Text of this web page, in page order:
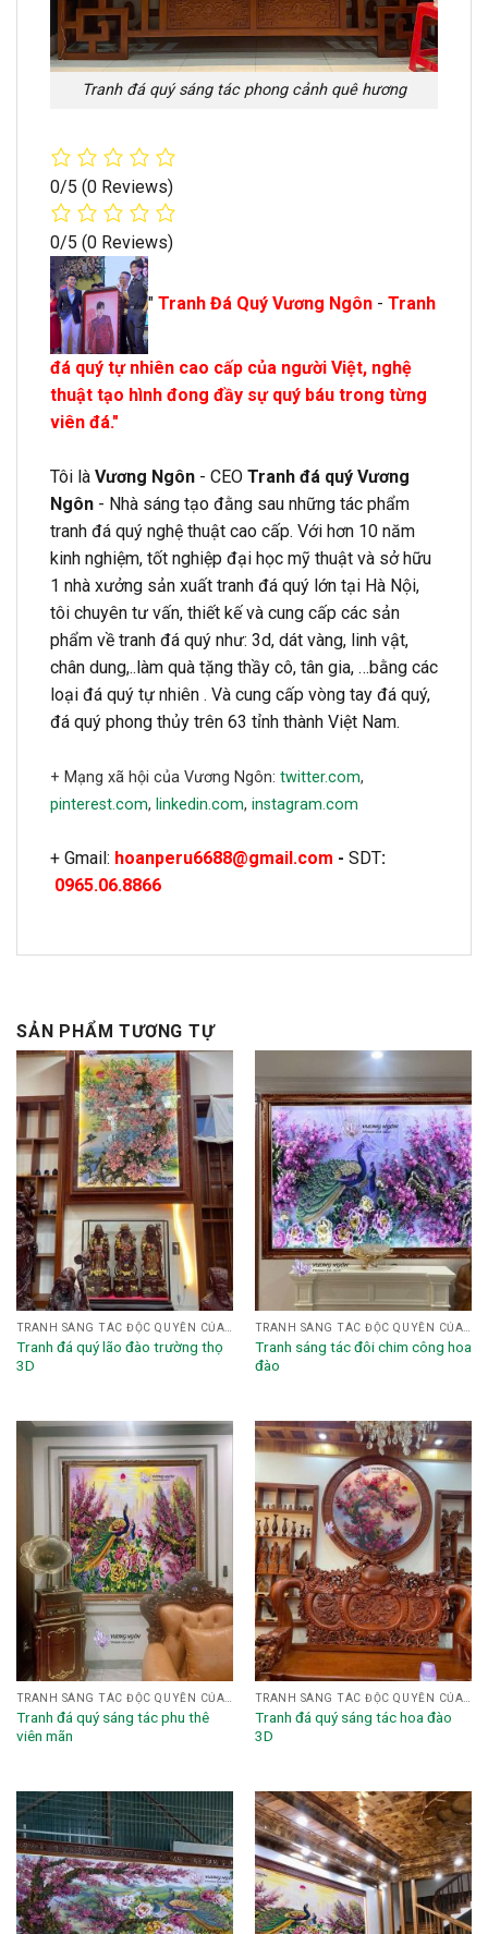
Tranh đá quý sáng tác phong cảnh quê hương
0/5 (0 Reviews)
0/5 (0 Reviews)
" Tranh Đá Quý Vương Ngôn - Tranh
đá quý tự nhiên cao cấp của người Việt, nghệ
thuật tạo hình đong đầy sự quý báu trong từng
viên đá."
Tôi là Vương Ngôn - CEO Tranh đá quý Vương
Ngôn - Nhà sáng tạo đằng sau những tác phẩm
tranh đá quý nghệ thuật cao cấp. Với hơn 10 năm
kinh nghiệm, tốt nghiệp đại học mỹ thuật và sở hữu
1 nhà xưởng sản xuất tranh đá quý lớn tại Hà Nội,
tôi chuyên tư vấn, thiết kế và cung cấp các sản
phẩm về tranh đá quý như: 3d, dát vàng, linh vật,
chân dung,..làm quà tặng thầy cô, tân gia, …bằng các
loại đá quý tự nhiên . Và cung cấp vòng tay đá quý,
đá quý phong thủy trên 63 tỉnh thành Việt Nam.
+ Mạng xã hội của Vương Ngôn: twitter.com,
pinterest.com, linkedin.com, instagram.com
+ Gmail: hoanperu6688@gmail.com - SDT:
0965.06.8866
SẢN PHẨM TƯƠNG TỰ
Tranh đá quý lão đào trường thọ
3D
Tranh sáng tác đôi chim công hoa
đào
TRANH SÁNG TÁC ĐỘC QUYỀN CỦA HỌA SĨ NGHỆ NHÂN VƯƠNG NGÔN
Tranh đá quý sáng tác phu thê
viên mãn
TRANH SÁNG TÁC ĐỘC QUYỀN CỦA HỌA SĨ NGHỆ NHÂN VƯƠNG NGÔN
Tranh đá quý sáng tác hoa đào
3D